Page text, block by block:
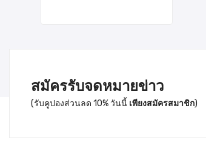
สมัครรับจดหมายข่าว
(รับคูปองส่วนลด 10% วันนี้ เพียงสมัครสมาชิก)